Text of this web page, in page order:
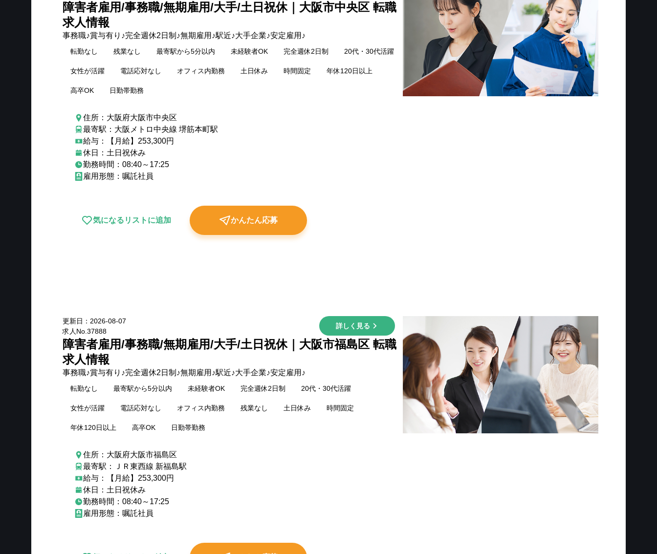
障害者雇用/事務職/無期雇用/大手/土日祝休｜大阪市中央区 転職
求人情報
事務職♪賞与有り♪完全週休2日制♪無期雇用♪駅近♪大手企業♪安定雇用♪
転勤なし 残業なし 最寄駅から5分以内 未経験者OK 完全週休2日制 20代・30代活躍
女性が活躍 電話応対なし オフィス内勤務 土日休み 時間固定 年休120日以上
高卒OK 日勤帯勤務
住所：大阪府大阪市中央区
最寄駅：大阪メトロ中央線 堺筋本町駅
給与：【月給】253,300円
休日：土日祝休み
勤務時間：08:40～17:25
雇用形態：嘱託社員
気になるリストに追加 かんたん応募
更新日： 2026-08-07
求人No. 37888
詳しく見る
障害者雇用/事務職/無期雇用/大手/土日祝休｜大阪市福島区 転職
求人情報
事務職♪賞与有り♪完全週休2日制♪無期雇用♪駅近♪大手企業♪安定雇用♪
転勤なし 最寄駅から5分以内 未経験者OK 完全週休2日制 20代・30代活躍
女性が活躍 電話応対なし オフィス内勤務 残業なし 土日休み 時間固定
年休120日以上 高卒OK 日勤帯勤務
住所：大阪府大阪市福島区
最寄駅：ＪＲ東西線 新福島駅
給与：【月給】253,300円
休日：土日祝休み
勤務時間：08:40～17:25
雇用形態：嘱託社員